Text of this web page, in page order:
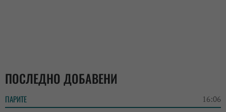
ПОСЛЕДНО ДОБАВЕНИ
ПАРИТЕ 16:06